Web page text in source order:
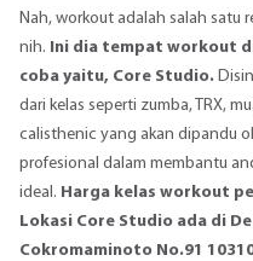
Nah, workout adalah salah satu
nih. Ini dia tempat workout
coba yaitu, Core Studio.
dari kelas seperti zumba, TRX,
calisthenic yang akan dipandu
profesional dalam membantu
ideal. Harga kelas workout
Lokasi Core Studio ada di
Cokromaminoto No.91